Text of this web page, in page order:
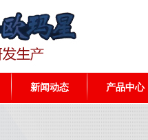
新闻动态 产品中心